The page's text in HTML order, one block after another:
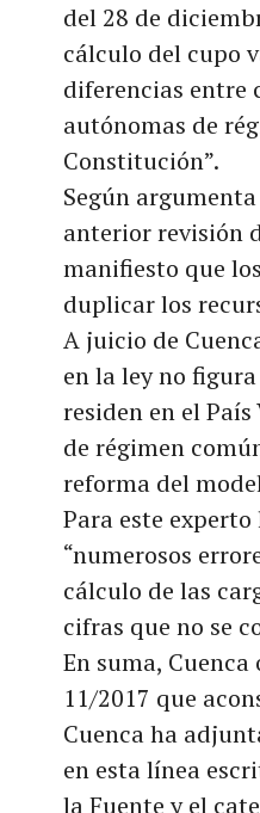
del 28 de
cálculo del cupo
diferencias entre
autónomas de
Constitución”.
Según
anterior revisión
manifiesto que
duplicar los
A juicio de
en la ley no
residen en el
de régimen
reforma del
Para este
“numerosos
cálculo de las
cifras que no se
En suma,
11/2017 que
Cuenca ha
en esta línea
la Fuente y el